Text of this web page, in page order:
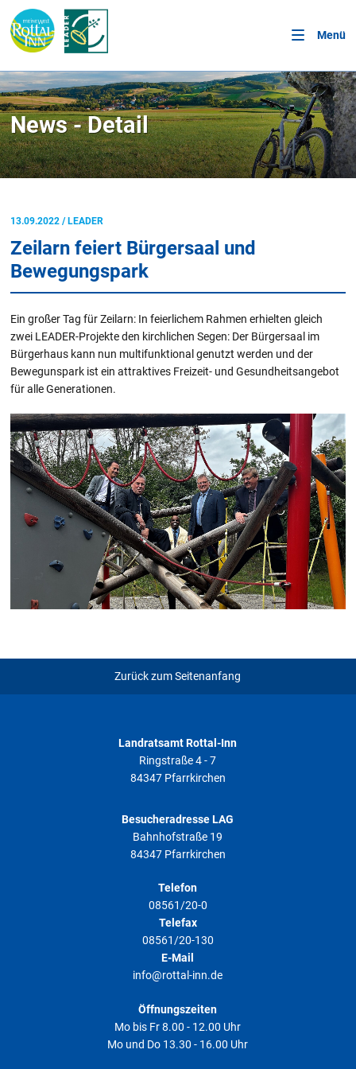
Menü
News - Detail
13.09.2022 / LEADER
Zeilarn feiert Bürgersaal und
Bewegungspark
Ein großer Tag für Zeilarn: In feierlichem Rahmen erhielten gleich
zwei LEADER-Projekte den kirchlichen Segen: Der Bürgersaal im
Bürgerhaus kann nun multifunktional genutzt werden und der
Bewegunspark ist ein attraktives Freizeit- und Gesundheitsangebot
für alle Generationen.
Zurück zum Seitenanfang
Landratsamt Rottal-Inn
Ringstraße 4 - 7
84347 Pfarrkirchen
Besucheradresse LAG
Bahnhofstraße 19
84347 Pfarrkirchen
Telefon
08561/20-0
Telefax
08561/20-130
E-Mail
info@rottal-inn.de
Öffnungszeiten
Mo bis Fr 8.00 - 12.00 Uhr
Mo und Do 13.30 - 16.00 Uhr